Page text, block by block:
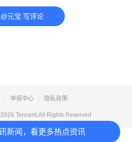
新闻，看更多热点资讯
@元宝 写评论
举报中心 隐私政策
2026 Tencent.All Rights Reserved